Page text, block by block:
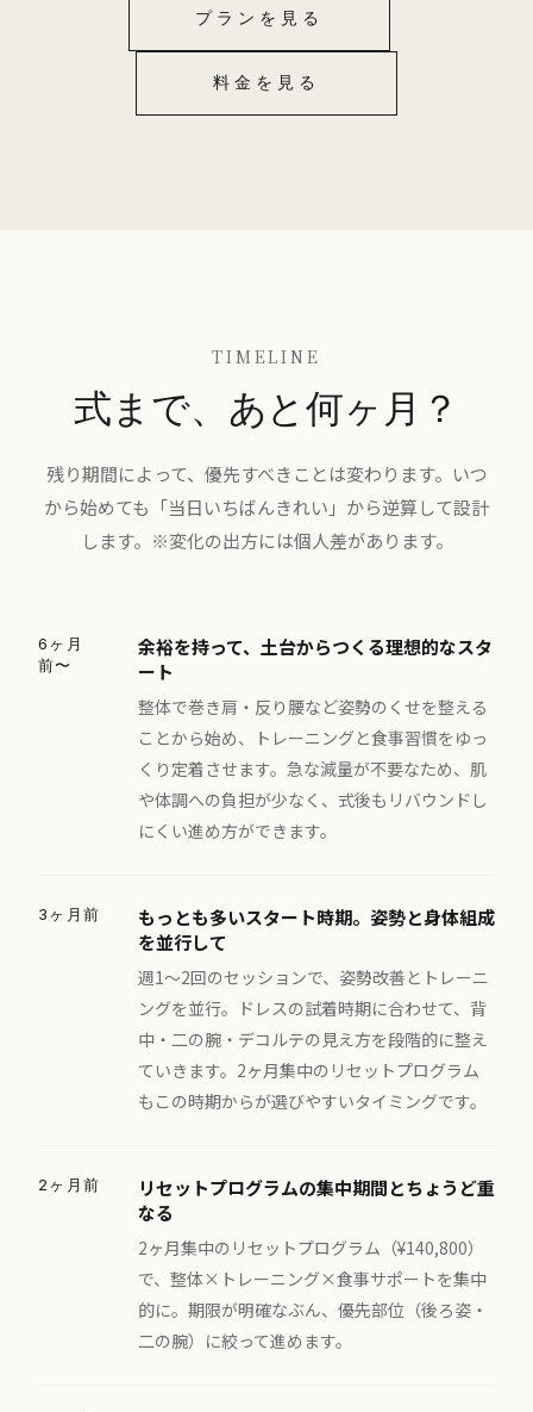
プランを見る
料金を見る
TIMELINE
式まで、あと何ヶ月？
残り期間によって、優先すべきことは変わります。いつ
から始めても「当日いちばんきれい」から逆算して設計
します。※変化の出方には個人差があります。
6ヶ月
前〜
余裕を持って、土台からつくる理想的なスタ
ート
整体で巻き肩・反り腰など姿勢のくせを整える
ことから始め、トレーニングと食事習慣をゆっ
くり定着させます。急な減量が不要なため、肌
や体調への負担が少なく、式後もリバウンドし
にくい進め方ができます。
3ヶ月前
もっとも多いスタート時期。姿勢と身体組成
を並行して
週1〜2回のセッションで、姿勢改善とトレーニ
ングを並行。ドレスの試着時期に合わせて、背
中・二の腕・デコルテの見え方を段階的に整え
ていきます。2ヶ月集中のリセットプログラム
もこの時期からが選びやすいタイミングです。
2ヶ月前
リセットプログラムの集中期間とちょうど重
なる
2ヶ月集中のリセットプログラム（¥140,800）
で、整体×トレーニング×食事サポートを集中
的に。期限が明確なぶん、優先部位（後ろ姿・
二の腕）に絞って進めます。